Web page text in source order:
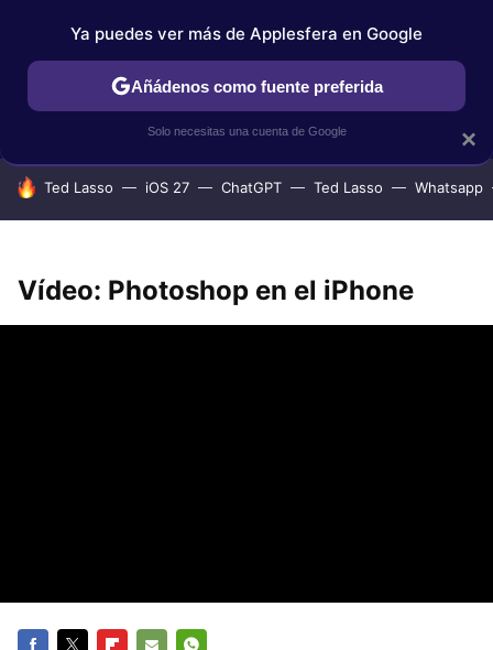
IPHONE TUTORIALES APPLESFERA SELECCIÓN
HOY SE HABLA DE
Ted Lasso iOS 27 ChatGPT Ted Lasso Whatsapp
Vídeo: Photoshop en el iPhone
×
Ya puedes ver más de Applesfera en Google
Añádenos como fuente preferida
Solo necesitas una cuenta de Google